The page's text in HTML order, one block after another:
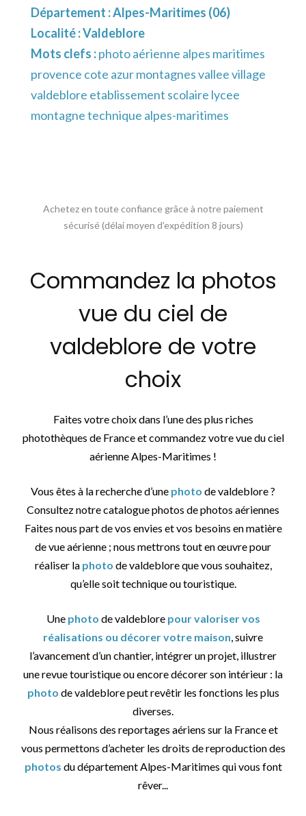
Département :Alpes-Maritimes (06)
Localité :Valdeblore
Mots clefs :photo aérienne alpes maritimes
provence cote azur montagnes vallee village
valdeblore etablissement scolaire lycee
montagne technique alpes-maritimes
Achetez en toute confiance grâce à notre paiement
sécurisé (délai moyen d’expédition 8 jours)
Commandez la photos
vue du ciel de
valdeblore de votre
choix
Faites votre choix dans l’une des plus riches
photothèques de France et commandez votre vue du ciel
aérienne Alpes-Maritimes !
Vous êtes à la recherche d’une photo de valdeblore ?
Consultez notre catalogue photos de photos aériennes
Faites nous part de vos envies et vos besoins en matière
de vue aérienne ; nous mettrons tout en œuvre pour
réaliser la photo de valdeblore que vous souhaitez,
qu’elle soit technique ou touristique.
Une photo de valdeblore pour valoriser vos
réalisations ou décorer votre maison, suivre
l’avancement d’un chantier, intégrer un projet, illustrer
une revue touristique ou encore décorer son intérieur : la
photo de valdeblore peut revêtir les fonctions les plus
diverses.
Nous réalisons des reportages aériens sur la France et
vous permettons d’acheter les droits de reproduction des
photos du département Alpes-Maritimes qui vous font
rêver...